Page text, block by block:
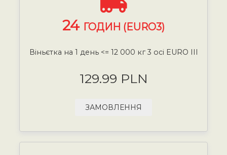
24 ГОДИН (EURO3)
Віньєтка на 1 день <= 12 000 кг 3 осі EURO III
129.99 PLN
ЗАМОВЛЕННЯ